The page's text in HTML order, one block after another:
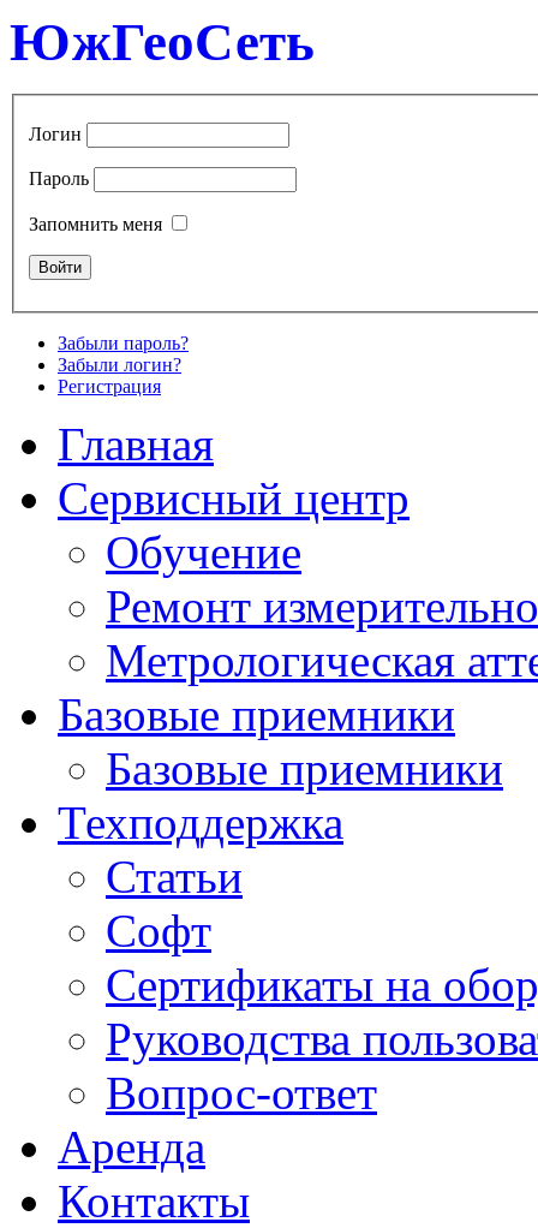
ЮжГеоСеть
Логин
Пароль
Запомнить меня
Забыли пароль?
Забыли логин?
Регистрация
Главная
Сервисный центр
Обучение
Ремонт
Метрологическая
Базовые приемники
Базовые приемники
Техподдержка
Статьи
Софт
Сертификаты на
Руководства
Вопрос-ответ
Аренда
Контакты